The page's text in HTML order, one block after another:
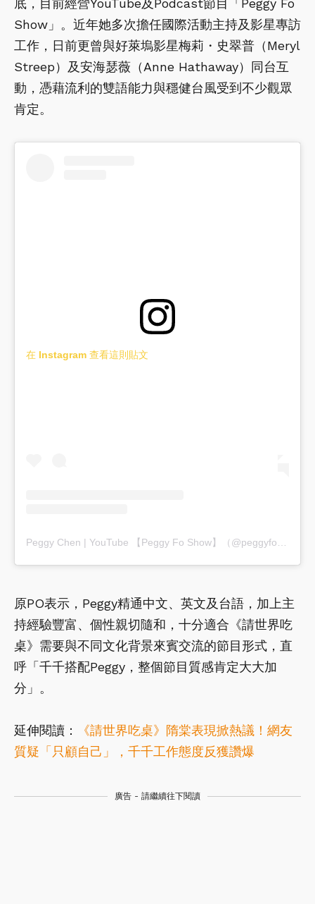
Show」。近年她多次擔任國際活動主持及影星專訪
工作，日前更曾與好萊塢影星梅莉・史翠普（Meryl
Streep）及安海瑟薇（Anne Hathaway）同台互
動，憑藉流利的雙語能力與穩健台風受到不少觀眾
肯定。
在 Instagram 查看這則貼文
Peggy Chen | YouTube 【Peggy Fo Show】（@peggyfoshow）分享的貼文
原PO表示，Peggy精通中文、英文及台語，加上主
持經驗豐富、個性親切隨和，十分適合《請世界吃
桌》需要與不同文化背景來賓交流的節目形式，直
呼「千千搭配Peggy，整個節目質感肯定大大加
分」。
延伸閱讀：
《請世界吃桌》隋棠表現掀熱議！網友
質疑「只顧自己」，千千工作態度反獲讚爆
廣告 - 請繼續往下閱讀